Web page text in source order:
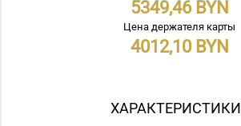
5349,46
Цена держателя карты
4012,10
ХАРАКТЕРИСТИКИ